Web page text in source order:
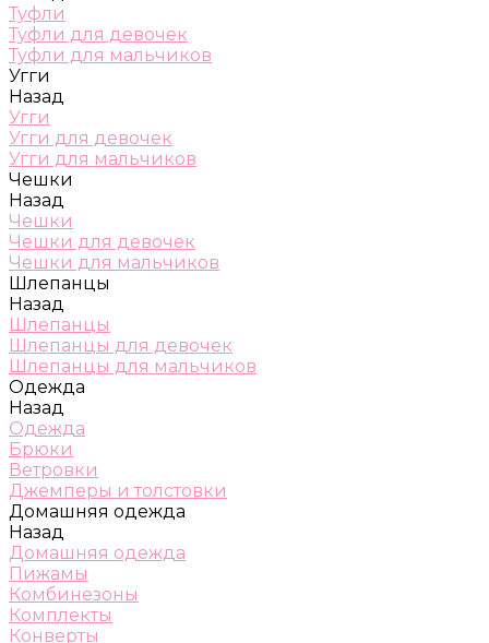
Туфли
Туфли для девочек
Туфли для мальчиков
Угги
Назад
Угги
Угги для девочек
Угги для мальчиков
Чешки
Назад
Чешки
Чешки для девочек
Чешки для мальчиков
Шлепанцы
Назад
Шлепанцы
Шлепанцы для девочек
Шлепанцы для мальчиков
Одежда
Назад
Одежда
Брюки
Ветровки
Джемперы и толстовки
Домашняя одежда
Назад
Домашняя одежда
Пижамы
Комбинезоны
Комплекты
Конверты